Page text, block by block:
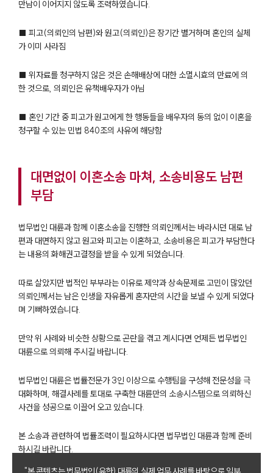
부소개
부소개
오시는 길
글로벌 파트너 로펌
고객의 소리
AI대륜
업무사례
만남이 이어지지 않도록 조력하였습니다.
■ 피고(의뢰인의 남편)와 원고(의뢰인)은 장기간 별거하며 혼인의 실체
가 이미 사라짐
■ 위자료를 청구하지 않은 것은 손해배상에 대한 소멸시효의 만료에 의
한 것으로, 의뢰인은 유책배우자가 아님
■ 혼인 기간 중 피고가 원고에게 한 행동들을 배우자의 동의 없이 이혼을
청구할 수 있는 민법 840조의 사유에 해당함
대면없이 이혼소송 마쳐, 소송비용도 남편
부담
법무법인 대륜과 함께 이혼소송을 진행한 의뢰인께서는 바라시던 대로 남
편과 대면하지 않고 원고와 피고는 이혼하고, 소송비용은 피고가 부담한다
는 내용의 화해권고결정을 받을 수 있게 되었습니다.
따로 살았지만 법적인 부부라는 이유로 제약과 상속문제로 고민이 많았던
의뢰인께서는 남은 인생을 자유롭게 혼자만의 시간을 보낼 수 있게 되었다
며 기뻐하였습니다.
만약 위 사례와 비슷한 상황으로 곤란을 겪고 계시다면 언제든 법무법인
대륜으로 의뢰해 주시길 바랍니다.
법무법인 대륜은 법률전문가 3인 이상으로 수행팀을 구성해 전문성을 극
대화하며, 해결사례를 토대로 구축한 대륜만의 소송시스템으로 의뢰하신
사건을 성공으로 이끌어 오고 있습니다.
본 소송과 관련하여 법률조력이 필요하시다면 법무법인 대륜과 함께 준비
하시길 바랍니다.